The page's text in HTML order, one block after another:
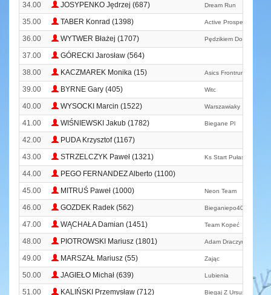
34.00 JOSYPENKO Jędrzej (687) Dream Run
35.00 TABER Konrad (1398) Active Prosperia
36.00 WYTWER Błażej (1707) Pędzikiem Do Mety
37.00
GÓRECKI Jarosław (564)
38.00
KACZMAREK Monika (15) Asics Frontrunner
39.00 BYRNE Gary (405) Witc
40.00 WYSOCKI Marcin (1522) Warszawiaky
41.00 WIŚNIEWSKI Jakub (1782) Biegane Pl
42.00
PUDA Krzysztof (1167)
43.00
STRZELCZYK Paweł (1321) Ks Start Pułaski Warka
44.00
PEGO FERNANDEZ Alberto (1100)
45.00
MITRUŚ Paweł (1000) Neon Team
46.00 GOZDEK Radek (562) Bieganiepo40. Pl
47.00 WĄCHAŁA Damian (1451) Team Kopeć
48.00 PIOTROWSKI Mariusz (1801) Adam Draczyński
49.00 MARSZAŁ Mariusz (55) Zając
50.00 JAGIEŁO Michał (639) Lubienia
51.00 KALIŃSKI Przemysław (712) Biegaj Z Ursusem